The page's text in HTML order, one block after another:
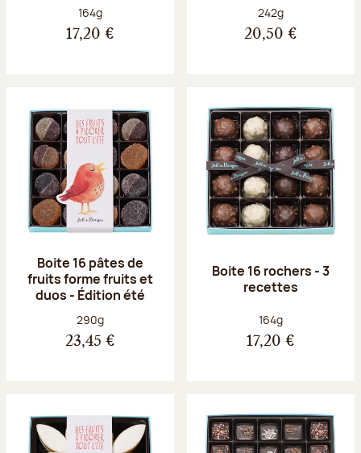
Poids net :
164g
17,20 €
Poids net :
242g
20,50 €
Boite 16 pâtes de
fruits forme fruits et
duos - Édition été
Poids net :
290g
23,45 €
Boite 16 rochers - 3
recettes
Poids net :
164g
17,20 €